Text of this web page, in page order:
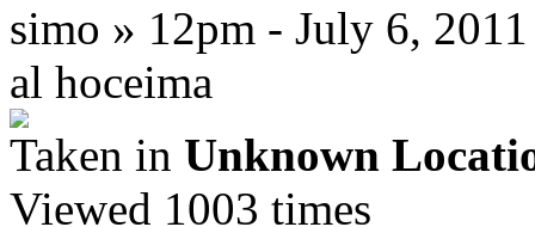
simo » 12pm - July 6, 2011
al hoceima
Taken in Unknown
Viewed 1003 times